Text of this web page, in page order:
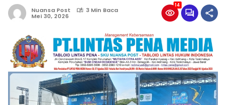
Nuansa Post 3 Min Baca
Mei 30, 2026
14